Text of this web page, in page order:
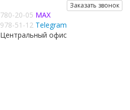
Заказать звонок
780-20-05 MAX
978-51-12 Telegram
Центральный офис